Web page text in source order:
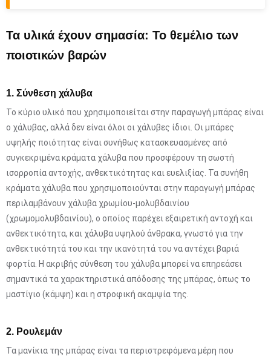
Τα υλικά έχουν σημασία: Το θεμέλιο των
ποιοτικών βαρών
1. Σύνθεση χάλυβα
Το κύριο υλικό που χρησιμοποιείται στην παραγωγή μπάρας είναι
ο χάλυβας, αλλά δεν είναι όλοι οι χάλυβες ίδιοι. Οι μπάρες
υψηλής ποιότητας είναι συνήθως κατασκευασμένες από
συγκεκριμένα κράματα χάλυβα που προσφέρουν τη σωστή
ισορροπία αντοχής, ανθεκτικότητας και ευελιξίας. Τα συνήθη
κράματα χάλυβα που χρησιμοποιούνται στην παραγωγή μπάρας
περιλαμβάνουν χάλυβα χρωμίου-μολυβδαινίου
(χρωμομολυβδαινίου), ο οποίος παρέχει εξαιρετική αντοχή και
ανθεκτικότητα, και χάλυβα υψηλού άνθρακα, γνωστό για την
ανθεκτικότητά του και την ικανότητά του να αντέχει βαριά
φορτία. Η ακριβής σύνθεση του χάλυβα μπορεί να επηρεάσει
σημαντικά τα χαρακτηριστικά απόδοσης της μπάρας, όπως το
μαστίγιο (κάμψη) και η στροφική ακαμψία της.
2. Ρουλεμάν
Τα μανίκια της μπάρας είναι τα περιστρεφόμενα μέρη που